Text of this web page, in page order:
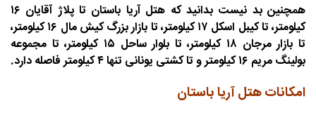
همچنین بد نیست بدانید که هتل آریا باستان تا پلاژ آقایان ۱۶
کیلومتر، تا کیبل اسکل ۱۷ کیلومتر، تا بازار بزرگ کیش مال ۱۶ کیلومتر،
تا بازار مرجان ۱۸ کیلومتر، تا بلوار ساحل ۱۵ کیلومتر، تا مجموعه
بولینگ مریم ۱۶ کیلومتر و تا کشتی یونانی تنها ۴ کیلومتر فاصله دارد.
امکانات هتل آریا باستان